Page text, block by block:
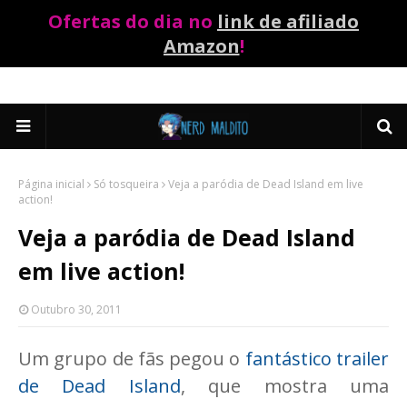
Ofertas do dia no link de afiliado
Amazon!
Página inicial Só tosqueira
Veja a paródia de Dead Island em live
action!
Veja a paródia de Dead Island
em live action!
Outubro 30, 2011
Um grupo de fãs pegou o fantástico trailer
de Dead Island, que mostra uma